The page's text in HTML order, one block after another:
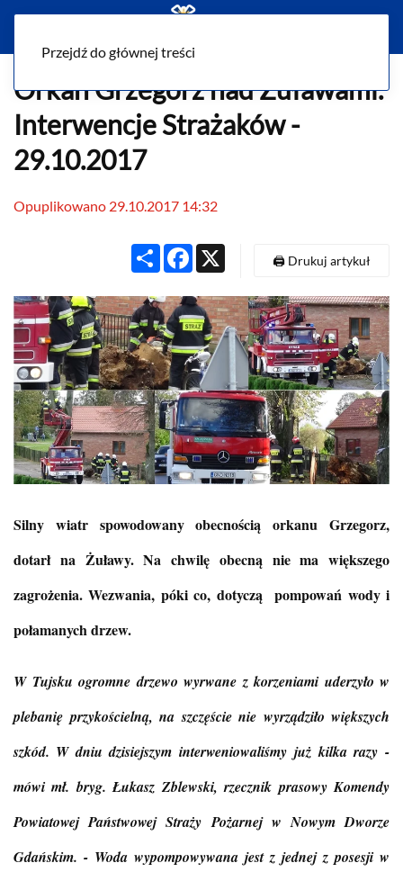
Przejdź do głównej treści
Orkan Grzegorz nad Żuławami.
Interwencje Strażaków -
29.10.2017
Opuplikowano 29.10.2017 14:32
Share Facebook
🖨️ Drukuj artykuł
Silny wiatr spowodowany obecnością orkanu Grzegorz,
dotarł na Żuławy. Na chwilę obecną nie ma większego
zagrożenia. Wezwania, póki co, dotyczą pompowań wody i
połamanych drzew.
W Tujsku ogromne drzewo wyrwane z korzeniami uderzyło w
plebanię przykościelną, na szczęście nie wyrządziło większych
szkód. W dniu dzisiejszym interweniowaliśmy już kilka razy -
mówi mł. bryg. Łukasz Zblewski, rzecznik prasowy Komendy
Powiatowej Państwowej Straży Pożarnej w Nowym Dworze
Gdańskim. - Woda wypompowywana jest z jednej z posesji w